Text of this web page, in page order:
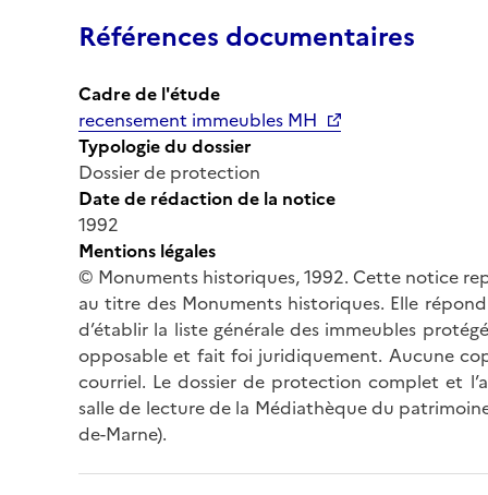
Références documentaires
Cadre de l'étude
recensement immeubles MH
Typologie du dossier
Dossier de protection
Date de rédaction de la notice
1992
Mentions légales
© Monuments historiques, 1992. Cette notice
au titre des Monuments historiques. Elle
d’établir la liste générale des immeubles
opposable et fait foi juridiquement. Aucune
courriel. Le dossier de protection complet et
salle de lecture de la Médiathèque du
de-Marne).